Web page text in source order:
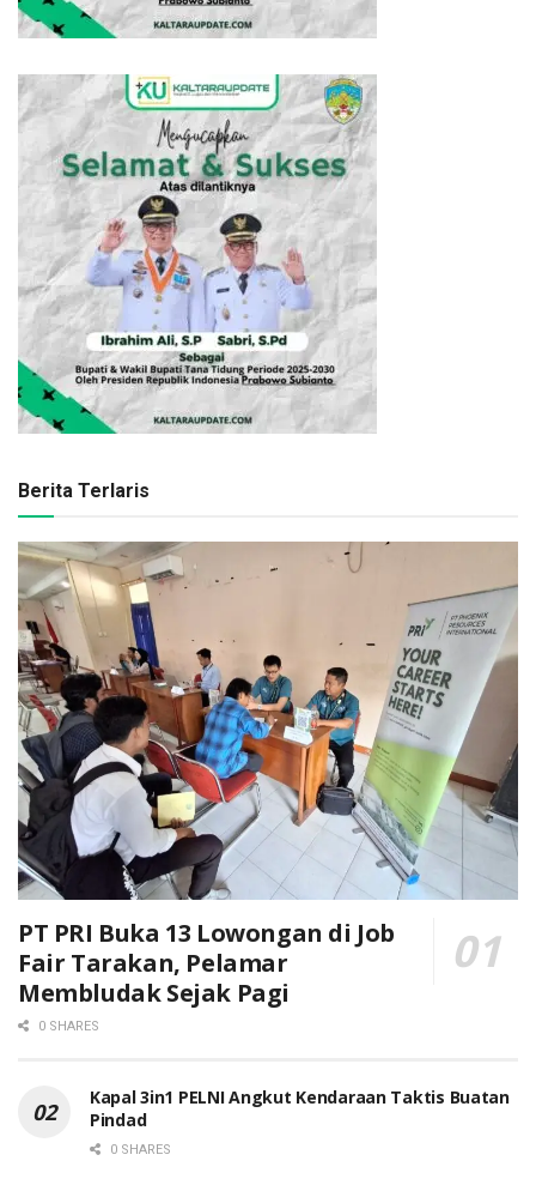
Berita Terlaris
PT PRI Buka 13 Lowongan di Job
Fair Tarakan, Pelamar
Membludak Sejak Pagi
0 SHARES
Kapal 3in1 PELNI Angkut Kendaraan Taktis Buatan
Pindad
0 SHARES